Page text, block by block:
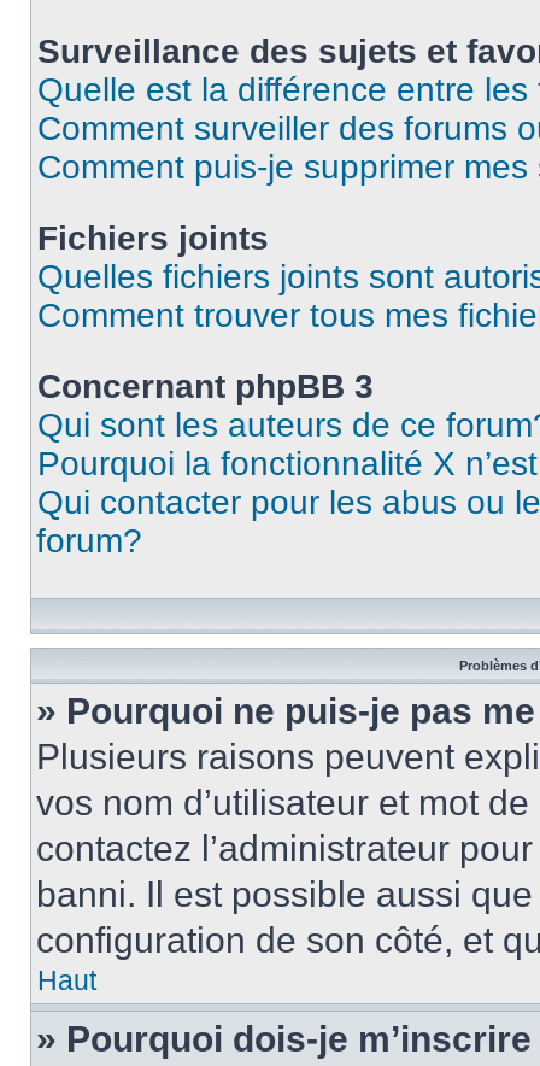
Surveillance des sujets et
Quelle est la différence entre
Comment surveiller des forums
Comment puis-je supprimer
Fichiers joints
Quelles fichiers joints sont
Comment trouver tous mes
Concernant phpBB 3
Qui sont les auteurs de ce
Pourquoi la fonctionnalité X
Qui contacter pour les abus ou
forum?
Problèmes
» Pourquoi ne puis-je pas
Plusieurs raisons peuvent
vos nom d’utilisateur et mot
contactez l’administrateur
banni. Il est possible aussi
configuration de son côté, et
Haut
» Pourquoi dois-je